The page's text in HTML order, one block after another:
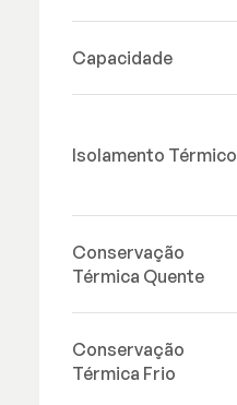
Capacidade
Isolamento Térmico
Conservação
Térmica Quente
Conservação
Térmica Frio